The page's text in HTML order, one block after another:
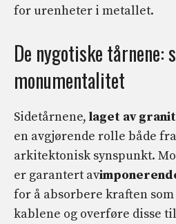
for urenheter i metallet.
De nygotiske tårnene:
monumentalitet
Sidetårnene, laget av
en avgjørende rolle både
arkitektonisk synspunkt.
er garantert av
for å absorbere kraften
kablene og overføre disse til